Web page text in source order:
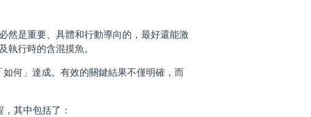
然是重要、具體和行動導向的，最好還能激
行時的含混摸魚。
何」達成。有效的關鍵結果不僅明確，而
其中包括了：